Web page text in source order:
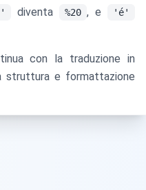
diventa %20 , e 'é'
con la traduzione in
struttura e formattazione